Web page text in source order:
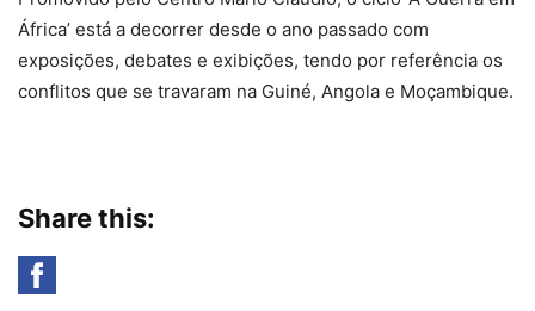
África’ está a decorrer desde o ano passado com
exposições, debates e exibições, tendo por referência os
conflitos que se travaram na Guiné, Angola e Moçambique.
Share this: